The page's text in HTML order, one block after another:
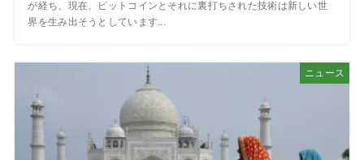
が経ち、現在、ビットコインとそれに裏打ちされた技術は新しい世
界を生み出そうとしています...
ニュース